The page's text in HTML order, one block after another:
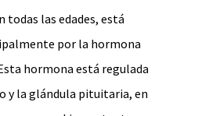
todas las edades, está
por la hormona
hormona está regulada
y la glándula pituitaria, en